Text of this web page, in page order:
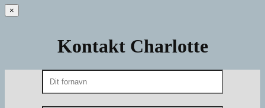
×
Kontakt Charlotte